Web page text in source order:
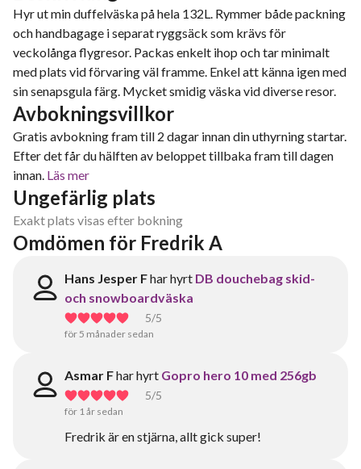
Hyr ut min duffelväska på hela 132L. Rymmer både packning
och handbagage i separat ryggsäck som krävs för
veckolånga flygresor. Packas enkelt ihop och tar minimalt
med plats vid förvaring väl framme. Enkel att känna igen med
sin senapsgula färg. Mycket smidig väska vid diverse resor.
Avbokningsvillkor
Gratis avbokning fram till 2 dagar innan din uthyrning startar.
Efter det får du hälften av beloppet tillbaka fram till dagen
innan. Läs mer
Ungefärlig plats
Exakt plats visas efter bokning
Omdömen för Fredrik A
Hans Jesper Fhar hyrt DB douchebag skid-
och snowboardväska
5/5
för 5 månader sedan
Asmar Fhar hyrt Gopro hero 10 med 256gb
5/5
för 1 år sedan
Fredrik är en stjärna, allt gick super!